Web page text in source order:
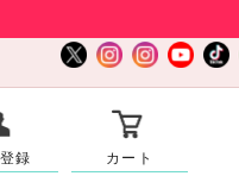
録 カート